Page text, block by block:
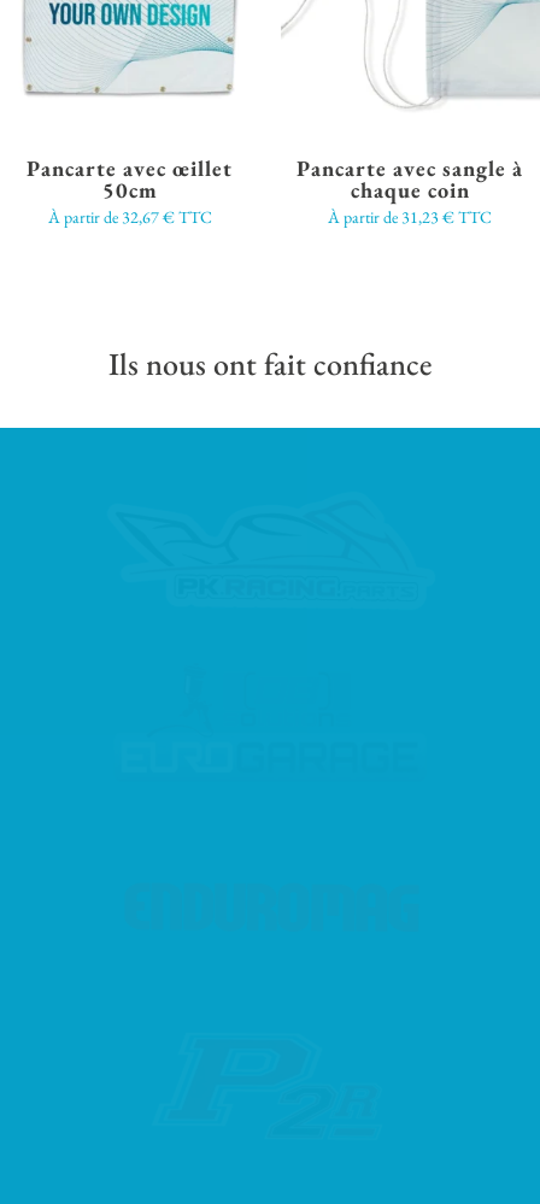
Pancarte avec œillet
50cm
À partir de32,67€TTC
Pancarte avec sangle à
chaque coin
À partir de31,23€TTC
Ils nous ont fait confiance